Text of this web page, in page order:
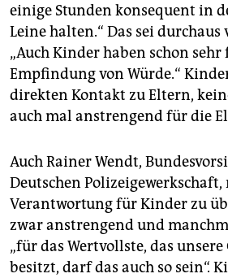
einige Stunden konsequent in
Leine halten.“ Das sei durchaus
„Auch Kinder haben schon
Empfindung von Würde.“
direkten Kontakt zu Eltern,
auch mal anstrengend für die
Auch Rainer Wendt,
Deutschen Polizeigewerkschaft,
Verantwortung für Kinder zu
zwar anstrengend und
„für das Wertvollste, das unsere
besitzt, darf das auch so sein“.